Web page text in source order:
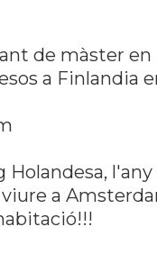
de màster en
a Finlandia
Holandesa,
a